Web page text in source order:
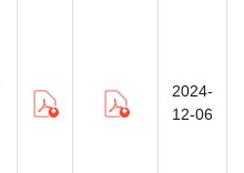
2024-
12-06